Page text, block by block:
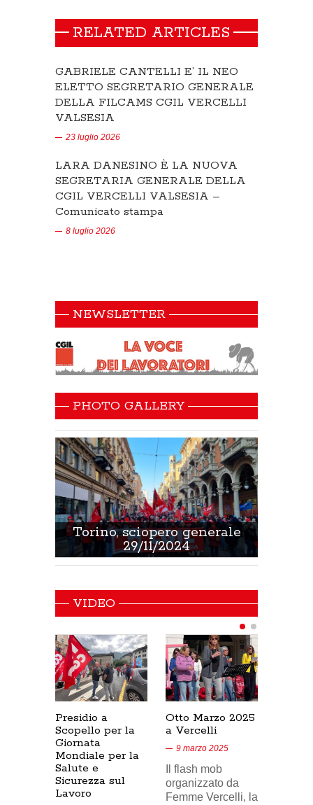
RELATED ARTICLES
GABRIELE CANTELLI E’ IL NEO
ELETTO SEGRETARIO GENERALE
DELLA FILCAMS CGIL VERCELLI
VALSESIA
23 luglio 2026
LARA DANESINO È LA NUOVA
SEGRETARIA GENERALE DELLA
CGIL VERCELLI VALSESIA –
Comunicato stampa
8 luglio 2026
NEWSLETTER
PHOTO GALLERY
Torino, sciopero generale
29/11/2024
VIDEO
Presidio a
Scopello per la
Giornata
Mondiale per la
Salute e
Sicurezza sul
Lavoro
Otto Marzo 2025
a Vercelli
9 marzo 2025
Il flash mob
organizzato da
Femme Vercelli, la